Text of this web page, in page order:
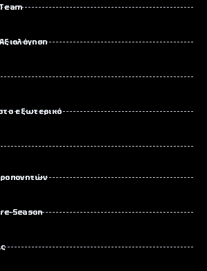
εξωτερικό
Season